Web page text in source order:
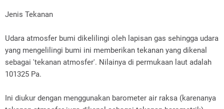
Jenis Tekanan
Udara atmosfer bumi dikelilingi oleh lapisan gas sehingga udara
yang mengelilingi bumi ini memberikan tekanan yang dikenal
sebagai 'tekanan atmosfer'. Nilainya di permukaan laut adalah
101325 Pa.
Ini diukur dengan menggunakan barometer air raksa (karenanya